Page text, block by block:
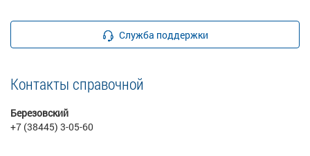
Служба поддержки
Контакты справочной
Березовский
+7 (38445) 3-05-60